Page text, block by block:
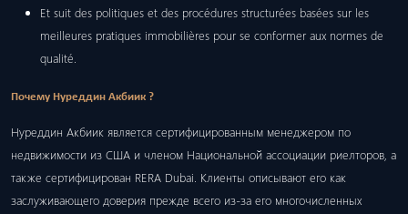
Et suit des politiques et des procédures structurées basées sur les
meilleures pratiques immobilières pour se conformer aux normes de
qualité.
Почему Нуреддин Акбиик ?
Нуреддин Акбиик является сертифицированным менеджером по
недвижимости из США и членом Национальной ассоциации риелторов, а
также сертифицирован RERA Dubai. Клиенты описывают его как
заслуживающего доверия прежде всего из-за его многочисленных